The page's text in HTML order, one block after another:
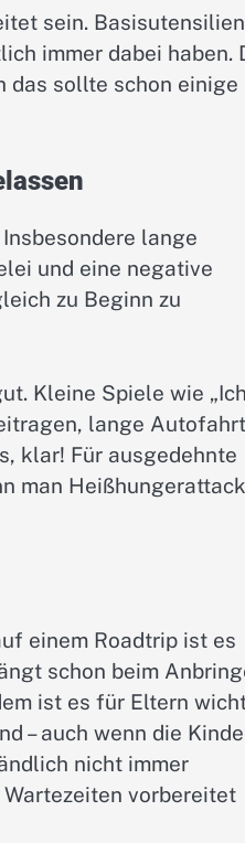
sein.
immer dabei haben.
das sollte schon einige
lange
und eine negative
zu Beginn zu
Kleine Spiele wie „Ich
lange
klar! Für ausgedehnte
man
einem Roadtrip ist es
schon beim
ist es für Eltern
– auch wenn die
nicht immer
vorbereitet